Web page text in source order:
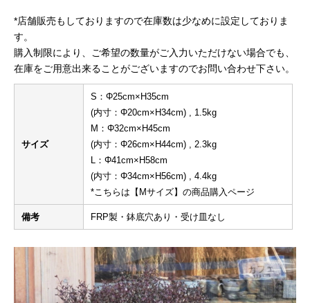
*店舗販売もしておりますので在庫数は少なめに設定しておりま
す。
購入制限により、ご希望の数量がご入力いただけない場合でも、
在庫をご用意出来ることがございますのでお問い合わせ下さい。
サイズ
S：Φ25cm×H35cm
(内寸：Φ20cm×H34cm) , 1.5kg
M：Φ32cm×H45cm
(内寸：Φ26cm×H44cm) , 2.3kg
L：Φ41cm×H58cm
(内寸：Φ34cm×H56cm) , 4.4kg
*こちらは【Mサイズ】の商品購入ページ
備考 FRP製・鉢底穴あり・受け皿なし